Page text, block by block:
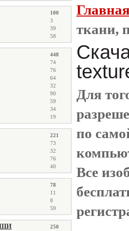
100
3
39
58
448
74
76
64
32
90
59
34
19
221
73
32
76
40
78
11
8
59
250
ткани,
Для
по
Все